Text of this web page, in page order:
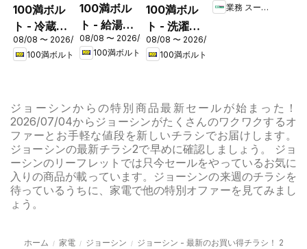
100満ボル
ト - 冷蔵庫
キャンペー
ン
08/08 〜 2026/08/16
100満ボルト
100満ボル
ト - 給湯器
フェア
08/08 〜 2026/08/31
100満ボルト
100満ボル
ト - 洗濯機
キャンペー
ン
08/08 〜 2026/08/16
100満ボルト
業務 スーパー
ジョーシンからの特別商品最新セールが始まった！
2026/07/04からジョーシンがたくさんのワクワクするオ
ファーとお手軽な値段を新しいチラシでお届けします。
ジョーシンの最新チラシ2で早めに確認しましょう。 ジョ
ーシンのリーフレットでは只今セールをやっているお気に
入りの商品が載っています。ジョーシンの来週のチラシを
待っているうちに、家電で他の特別オファーを見てみまし
ょう。
ホーム 家電 ジョーシン ジョーシン - 最新のお買い得チラシ！ 2